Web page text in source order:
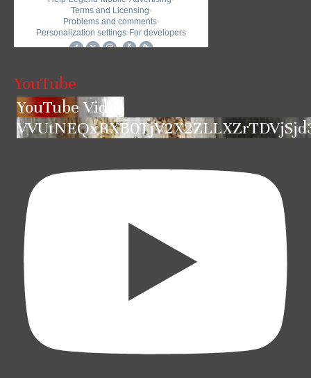
YouTube
YouTube Video